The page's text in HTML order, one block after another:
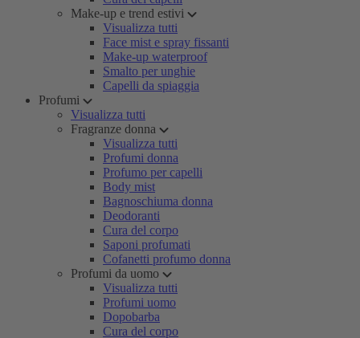
Make-up e trend estivi
Visualizza tutti
Face mist e spray fissanti
Make-up waterproof
Smalto per unghie
Capelli da spiaggia
Profumi
Visualizza tutti
Fragranze donna
Visualizza tutti
Profumi donna
Profumo per capelli
Body mist
Bagnoschiuma donna
Deodoranti
Cura del corpo
Saponi profumati
Cofanetti profumo donna
Profumi da uomo
Visualizza tutti
Profumi uomo
Dopobarba
Cura del corpo